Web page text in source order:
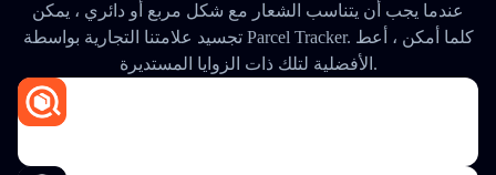
عندما يجب أن يتناسب الشعار مع شكل مربع أو دائري ، يمكن
تجسيد علامتنا التجارية بواسطة Parcel Tracker. كلما أمكن ، أعط
الأفضلية لتلك ذات الزوايا المستديرة.